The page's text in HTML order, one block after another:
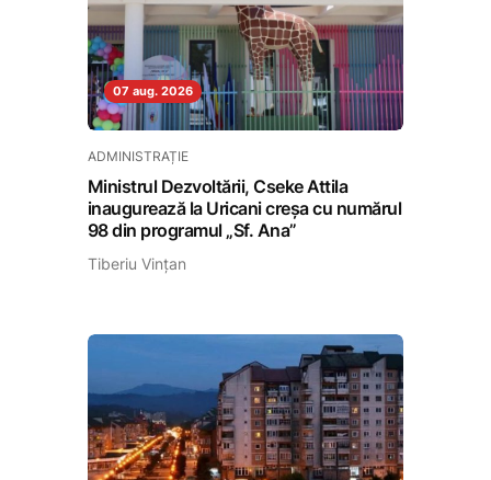
07 aug. 2026
ADMINISTRAȚIE
Ministrul Dezvoltării, Cseke Attila
inaugurează la Uricani creșa cu numărul
98 din programul „Sf. Ana”
Tiberiu Vințan